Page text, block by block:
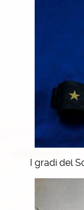
I gradi del